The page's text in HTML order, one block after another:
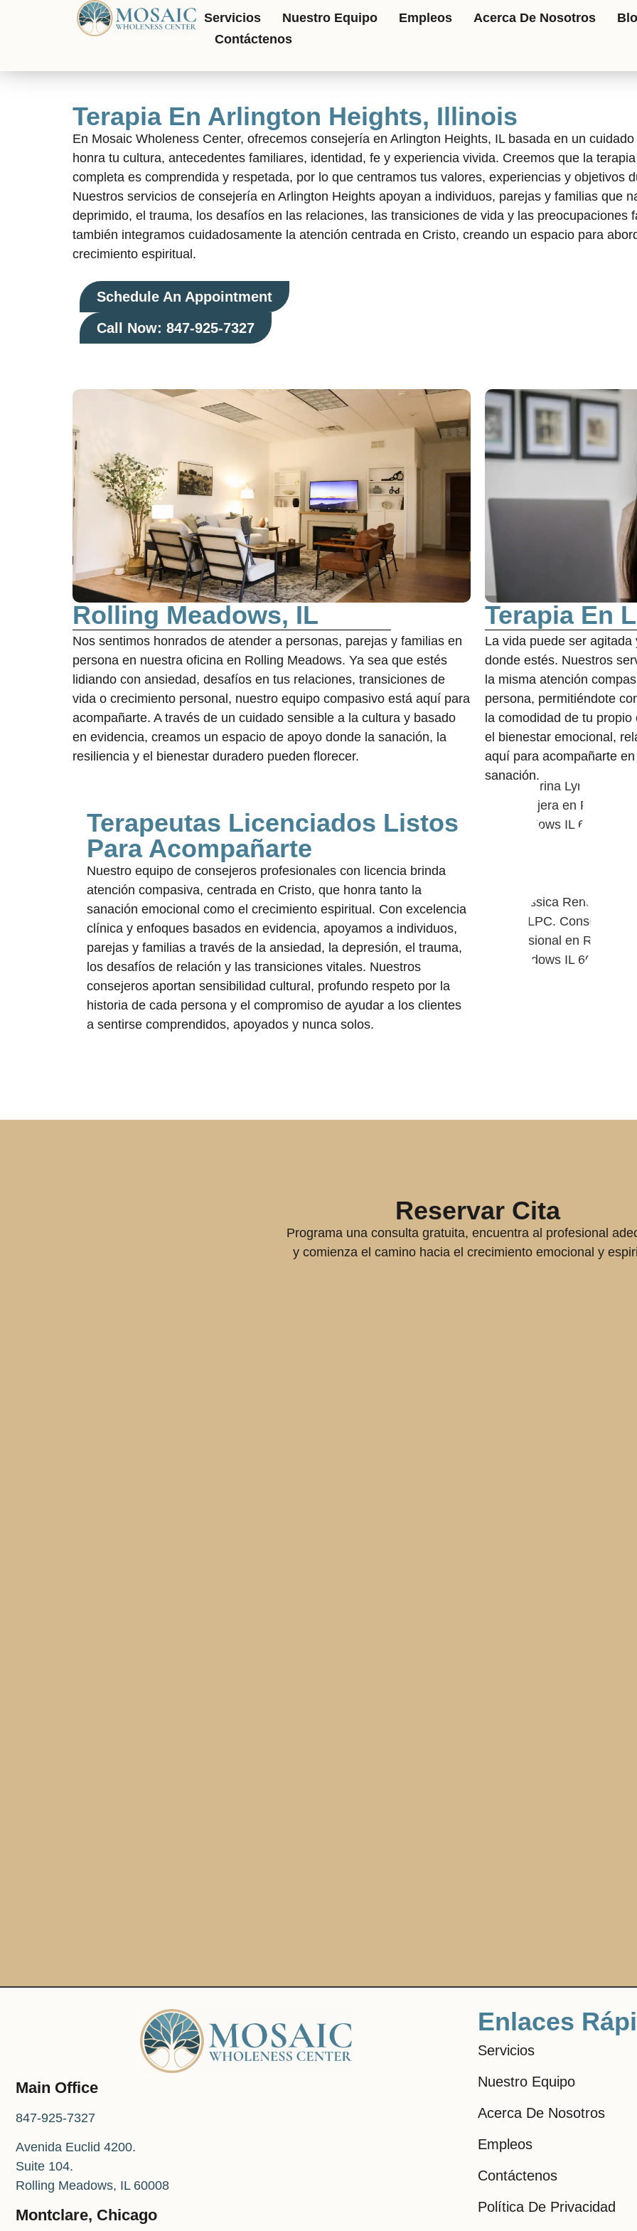
Servicios Nuestro Equipo Empleos Acerca De Nosotros
Contáctenos
Terapia En Arlington Heights, Illinois
En Mosaic Wholeness Center, ofrecemos consejería en Arlington Heights, IL basada en un
honra tu cultura, antecedentes familiares, identidad, fe y experiencia vivida. Creemos que la
completa es comprendida y respetada, por lo que centramos tus valores, experiencias y objetivos
Nuestros servicios de consejería en Arlington Heights apoyan a individuos, parejas y familias que
deprimido, el trauma, los desafíos en las relaciones, las transiciones de vida y las preocupaciones
también integramos cuidadosamente la atención centrada en Cristo, creando un espacio para
crecimiento espiritual.
Schedule An Appointment
Call Now: 847-925-7327
Rolling Meadows, IL
Nos sentimos honrados de atender a personas, parejas y familias en
persona en nuestra oficina en Rolling Meadows. Ya sea que estés
lidiando con ansiedad, desafíos en tus relaciones, transiciones de
vida o crecimiento personal, nuestro equipo compasivo está aquí para
acompañarte. A través de un cuidado sensible a la cultura y basado
en evidencia, creamos un espacio de apoyo donde la sanación, la
resiliencia y el bienestar duradero pueden florecer.
Terapia En
La vida puede ser
donde estés. Nuestros
la misma atención
persona, permitiéndote
la comodidad de tu
el bienestar emocional,
aquí para acompañarte
sanación.
Terapeutas Licenciados Listos
Para Acompañarte
Nuestro equipo de consejeros profesionales con licencia brinda
atención compasiva, centrada en Cristo, que honra tanto la
sanación emocional como el crecimiento espiritual. Con excelencia
clínica y enfoques basados en evidencia, apoyamos a individuos,
parejas y familias a través de la ansiedad, la depresión, el trauma,
los desafíos de relación y las transiciones vitales. Nuestros
consejeros aportan sensibilidad cultural, profundo respeto por la
historia de cada persona y el compromiso de ayudar a los clientes
a sentirse comprendidos, apoyados y nunca solos.
Reservar Cita
Programa una consulta gratuita, encuentra al profesional
y comienza el camino hacia el crecimiento emocional y
Main Office
847-925-7327
Avenida Euclid 4200.
Suite 104.
Rolling Meadows, IL 60008
Montclare, Chicago
Enlaces
Servicios
Nuestro Equipo
Acerca De Nosotros
Empleos
Contáctenos
Política De Privacidad